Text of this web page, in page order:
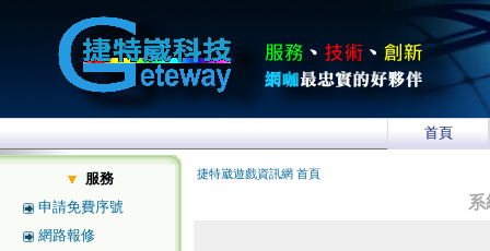
首頁
服務
申請免費序號
網路報修
捷特崴遊戲資訊網 首頁